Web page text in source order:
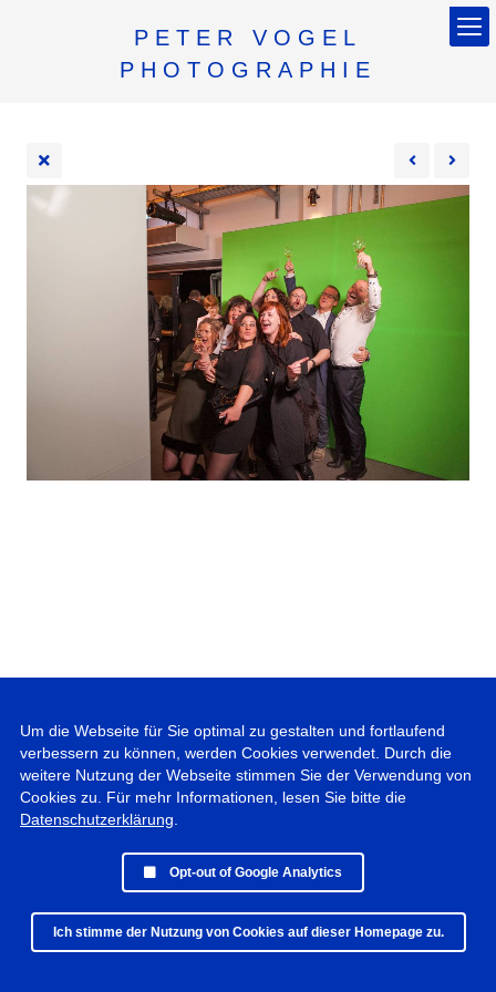
PETER VOGEL
PHOTOGRAPHIE
Um die Webseite für Sie optimal zu gestalten und fortlaufend
verbessern zu können, werden Cookies verwendet. Durch die
weitere Nutzung der Webseite stimmen Sie der Verwendung von
Cookies zu. Für mehr Informationen, lesen Sie bitte die
Datenschutzerklärung
Opt-out of Google Analytics
Ich stimme der Nutzung von Cookies auf dieser Homepage zu.